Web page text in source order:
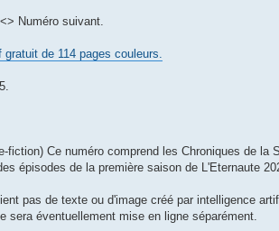
Numéro suivant.
de 114 pages couleurs.
fiction) Ce numéro comprend les Chroniques de
épisodes de la première saison de L'Eternaute
pas de texte ou d'image créé par intelligence
sera éventuellement mise en ligne séparément.